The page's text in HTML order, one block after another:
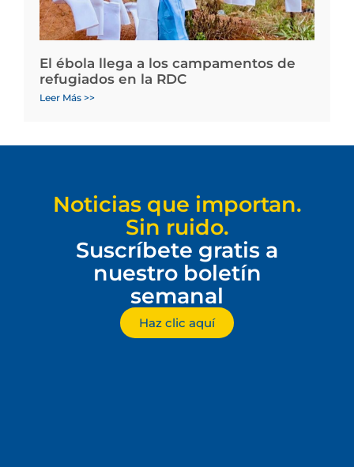
El ébola llega a los campamentos de
refugiados en la RDC
Leer Más >>
Noticias que importan.
Sin ruido.
Suscríbete gratis a
nuestro boletín
semanal
Haz clic aquí